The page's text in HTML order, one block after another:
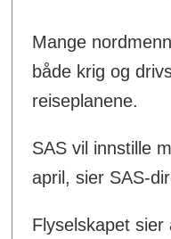
Mange
både krig og
reiseplanene.
SAS vil innstille
april, sier SAS-
Flyselskapet